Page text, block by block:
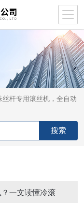
杆专用滚丝机，全自动